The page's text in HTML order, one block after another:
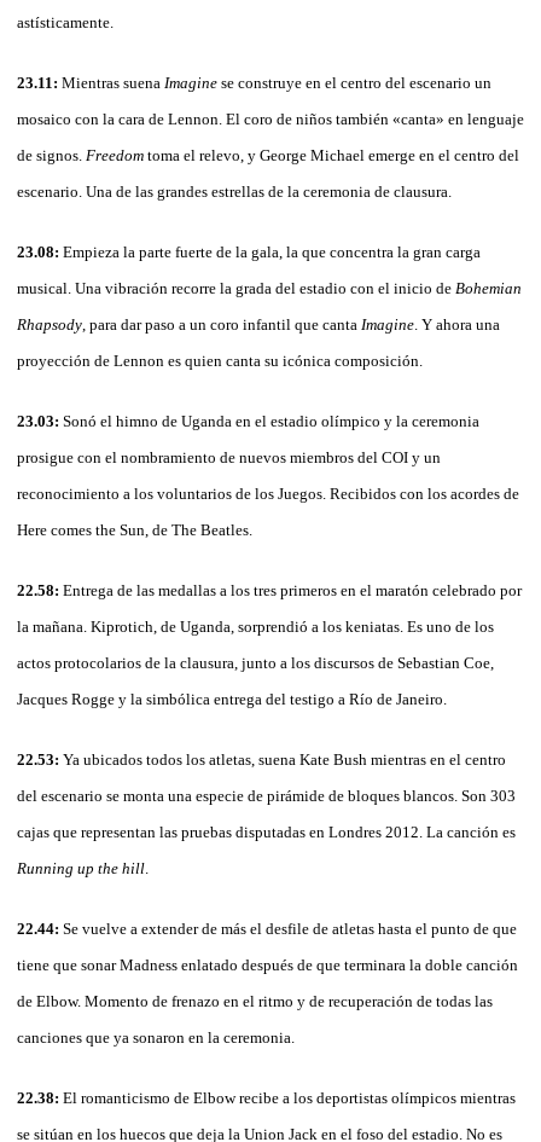
astísticamente.
23.11: Mientras suena Imagine se construye en el centro del escenario un
mosaico con la cara de Lennon. El coro de niños también «canta» en lenguaje
de signos. Freedom toma el relevo, y George Michael emerge en el centro del
escenario. Una de las grandes estrellas de la ceremonia de clausura.
23.08: Empieza la parte fuerte de la gala, la que concentra la gran carga
musical. Una vibración recorre la grada del estadio con el inicio de Bohemian
Rhapsody , para dar paso a un coro infantil que canta Imagine . Y ahora una
proyección de Lennon es quien canta su icónica composición.
23.03: Sonó el himno de Uganda en el estadio olímpico y la ceremonia
prosigue con el nombramiento de nuevos miembros del COI y un
reconocimiento a los voluntarios de los Juegos. Recibidos con los acordes de
Here comes the Sun, de The Beatles.
22.58: Entrega de las medallas a los tres primeros en el maratón celebrado por
la mañana. Kiprotich, de Uganda, sorprendió a los keniatas. Es uno de los
actos protocolarios de la clausura, junto a los discursos de Sebastian Coe,
Jacques Rogge y la simbólica entrega del testigo a Río de Janeiro.
22.53: Ya ubicados todos los atletas, suena Kate Bush mientras en el centro
del escenario se monta una especie de pirámide de bloques blancos. Son 303
cajas que representan las pruebas disputadas en Londres 2012. La canción es
Running up the hill
22.44: Se vuelve a extender de más el desfile de atletas hasta el punto de que
tiene que sonar Madness enlatado después de que terminara la doble canción
de Elbow. Momento de frenazo en el ritmo y de recuperación de todas las
canciones que ya sonaron en la ceremonia.
22.38: El romanticismo de Elbow recibe a los deportistas olímpicos mientras
se sitúan en los huecos que deja la Union Jack en el foso del estadio. No es